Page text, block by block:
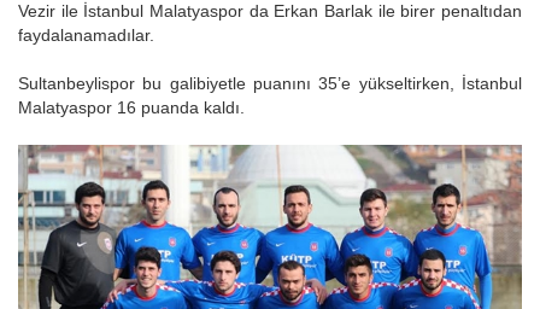
Vezir ile İstanbul Malatyaspor da Erkan Barlak ile birer penaltıdan
faydalanamadılar.
Sultanbeylispor bu galibiyetle puanını 35’e yükseltirken, İstanbul
Malatyaspor 16 puanda kaldı.